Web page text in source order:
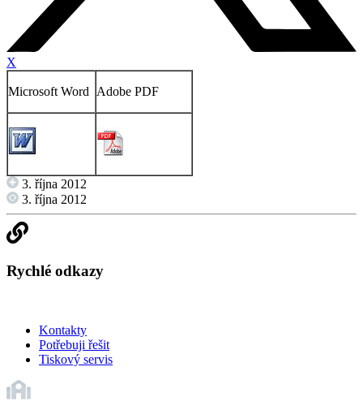
X
Microsoft Word Adobe PDF
3. října 2012
3. října 2012
Rychlé odkazy
Kontakty
Potřebuji řešit
Tiskový servis